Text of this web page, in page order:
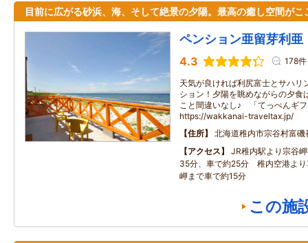
目前に広がる砂浜、海、そして絶景の夕陽。最高の癒し空間がこ
ペンション亜留芽利亜
4.3 178件
天気が良ければ利尻富士とサハリ
ション！夕陽を眺めながらの夕食
こと間違いなし♪ 「てっぺんギ
https://wakkanai-traveltax.jp/
住所
北海道稚内市宗谷村富磯
アクセス
JR稚内駅より宗谷
35分、車で約25分 稚内空港よ
岬まで車で約15分
この施